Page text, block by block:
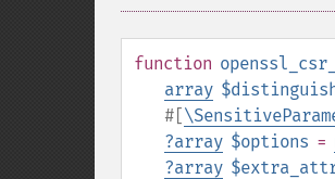
function
array
#[
?array $options =
?array